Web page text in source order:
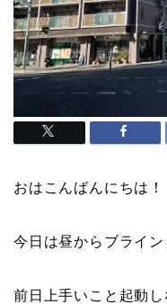
おはこんばんにちは！
今日は昼からブライ
前日上手いこと起動